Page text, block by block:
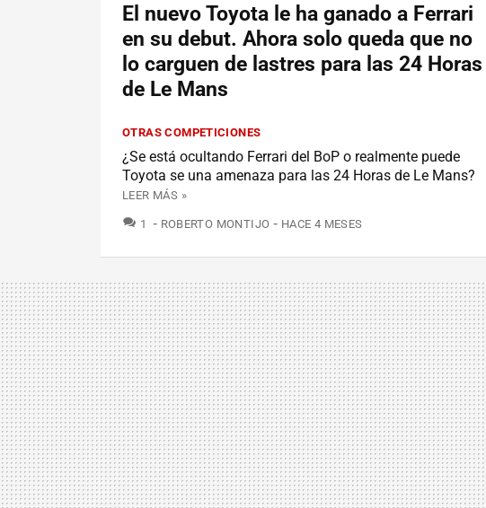
El nuevo Toyota le ha ganado a Ferrari
en su debut. Ahora solo queda que no
lo carguen de lastres para las 24 Horas
de Le Mans
OTRAS COMPETICIONES
¿Se está ocultando Ferrari del BoP o realmente puede
Toyota se una amenaza para las 24 Horas de Le Mans?
LEER MÁS »
1 COMENTARIOS
ROBERTO MONTIJO HACE 4 MESES